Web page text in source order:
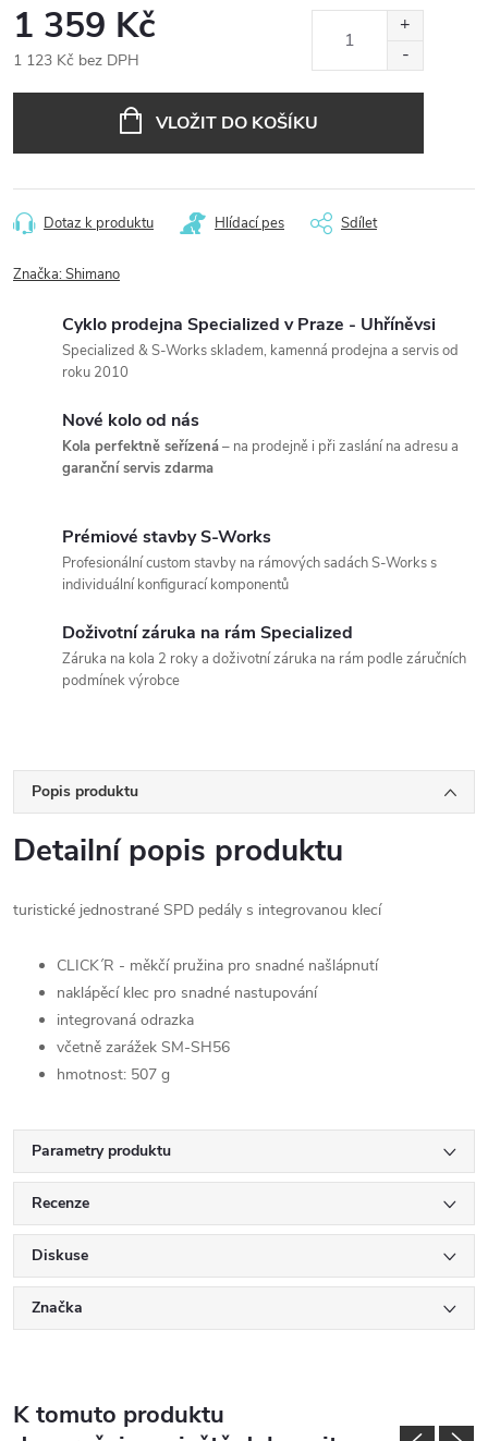
1 359 Kč
1 123 Kč bez DPH
VLOŽIT DO KOŠÍKU
Dotaz k produktu Hlídací pes Sdílet
Značka:Shimano
Cyklo prodejna Specialized v Praze - Uhříněvsi
Specialized & S-Works skladem, kamenná prodejna a servis od
roku 2010
Nové kolo od nás
Kola perfektně seřízená– na prodejně i při zaslání na adresu a
garanční servis zdarma
Prémiové stavby S-Works
Profesionální custom stavby na rámových sadách S-Works s
individuální konfigurací komponentů
Doživotní záruka na rám Specialized
Záruka na kola 2 roky a doživotní záruka na rám podle záručních
podmínek výrobce
Popis produktu
Detailní popis produktu
turistické jednostrané SPD pedály s integrovanou klecí
CLICK´R - měkčí pružina pro snadné našlápnutí
naklápěcí klec pro snadné nastupování
integrovaná odrazka
včetně zarážek SM-SH56
hmotnost: 507 g
Parametry produktu
Recenze
Diskuse
Značka
K tomuto produktu